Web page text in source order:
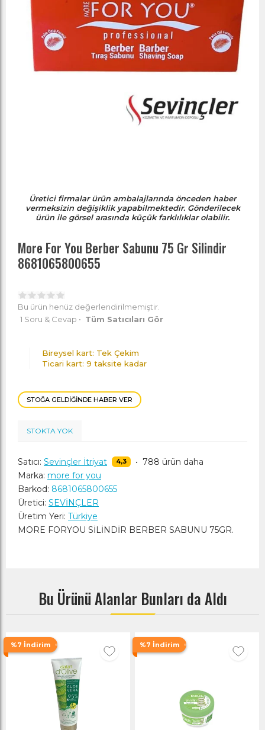
Üretici firmalar ürün ambalajlarında önceden haber
vermeksizin değişiklik yapabilmektedir. Gönderilecek
ürün ile görsel arasında küçük farklılıklar olabilir.
More For You Berber Sabunu 75 Gr Silindir
8681065800655
Bu ürün henüz değerlendirilmemiştir.
1 Soru & Cevap • Tüm Satıcıları Gör
Bireysel kart: Tek Çekim
Ticari kart: 9 taksite kadar
STOKTA YOK
STOĞA GELDIĞINDE HABER VER
Satıcı: Sevinçler İtriyat 4,3 • 788 ürün daha
Marka: more for you
Barkod: 8681065800655
Üretici: SEVİNÇLER
Üretim Yeri: Türkiye
MORE FORYOU SİLİNDİR BERBER SABUNU 75GR.
Bu Ürünü Alanlar Bunları da Aldı
%7 İndirim %7 İndirim